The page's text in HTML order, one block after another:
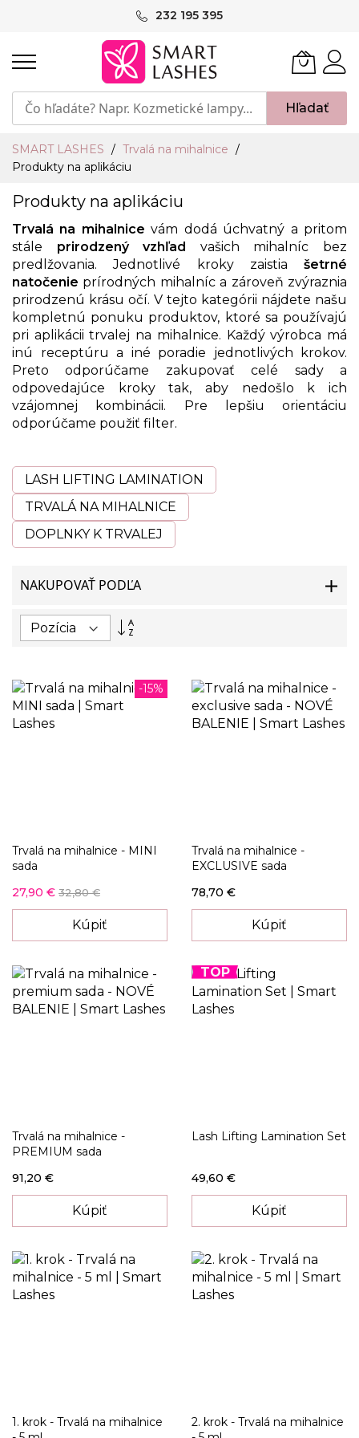
232 195 395
Hľadať
SMART LASHES
Trvalá na mihalnice
Produkty na aplikáciu
Produkty na aplikáciu
Trvalá na mihalnice vám dodá úchvatný a pritom
stále prirodzený vzhľad vašich mihalníc bez
predlžovania. Jednotlivé kroky zaistia šetrné
natočenie prírodných mihalníc a zároveň zvýraznia
prirodzenú krásu očí. V tejto kategórii nájdete našu
kompletnú ponuku produktov, ktoré sa používajú
pri aplikácii trvalej na mihalnice. Každý výrobca má
inú receptúru a iné poradie jednotlivých krokov.
Preto odporúčame zakupovať celé sadya
odpovedajúce kroky tak, aby nedošlo k ich
vzájomnej kombinácii. Pre lepšiu orientáciu
odporúčame použiť filter.
LASH LIFTING LAMINATION
TRVALÁ NA MIHALNICE
DOPLNKY K TRVALEJ
NAKUPOVAŤ PODĽA
Nastaviť
-15%
Trvalá na mihalnice - MINI
sada
27,90 € 32,80 €
Kúpiť
Trvalá na mihalnice -
EXCLUSIVE sada
78,70 €
Kúpiť
Trvalá na mihalnice -
PREMIUM sada
91,20 €
Kúpiť
TOP
Lash Lifting Lamination Set
49,60 €
Kúpiť
1. krok - Trvalá na mihalnice
2. krok - Trvalá na mihalnice